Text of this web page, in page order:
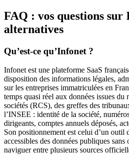
FAQ : vos questions sur
alternatives
Qu’est-ce qu’Infonet ?
Infonet est une plateforme SaaS
disposition des informations légales,
sur les entreprises immatriculées en
temps quasi réel aux données issues du
sociétés (RCS), des greffes des
l’INSEE : identité de la société,
dirigeants, comptes annuels déposés,
Son positionnement est celui d’un outil
accessibles des données publiques
naviguer entre plusieurs sources